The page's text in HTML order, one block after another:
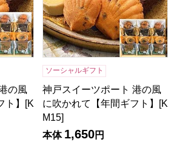
の風
ト】[K
ソーシャルギフト
神戸スイーツポート 港の風
に吹かれて【年間ギフト】[K
M15]
本体 1,650円